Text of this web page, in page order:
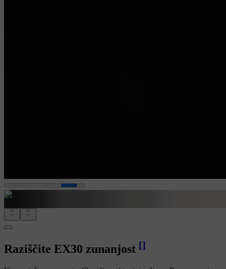
Raziščite EX30 zunanjost []